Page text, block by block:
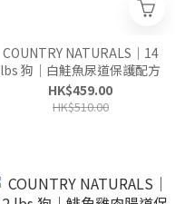
COUNTRY NATURALS｜14
lbs 狗｜白鮭魚尿道保護配方
HK$459.00
HK$510.00